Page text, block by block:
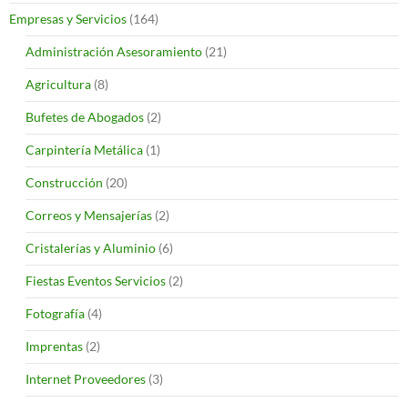
Empresas y Servicios (164)
Administración Asesoramiento (21)
Agricultura (8)
Bufetes de Abogados (2)
Carpintería Metálica (1)
Construcción (20)
Correos y Mensajerías (2)
Cristalerías y Aluminio (6)
Fiestas Eventos Servicios (2)
Fotografía (4)
Imprentas (2)
Internet Proveedores (3)